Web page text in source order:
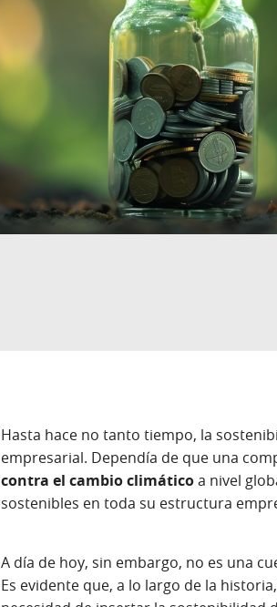
Hasta hace no tanto tiempo, la
empresarial. Dependía de que una
contra el cambio climáticoa nivel
sostenibles en toda su estructura
A día de hoy, sin embargo, no es una
Es evidente que, a lo largo de la